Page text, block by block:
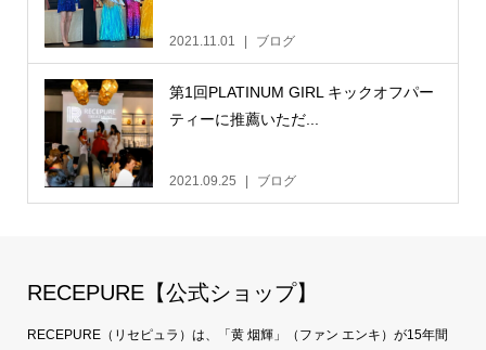
2021.11.01 ブログ
第1回PLATINUM GIRL キックオフパー
ティーに推薦いただ...
2021.09.25 ブログ
RECEPURE【公式ショップ】
RECEPURE（リセピュラ）は、「黄 烟輝」（ファン エンキ）が15年間